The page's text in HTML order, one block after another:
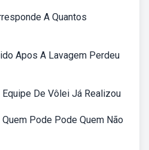
A Quantos
Apos A Lavagem Perdeu
De Vôlei Já Realizou
Pode Pode Quem Não